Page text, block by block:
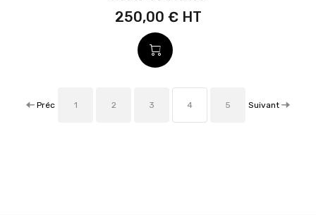
250,00 €
Préc 1 2 3 4 5 Suivant